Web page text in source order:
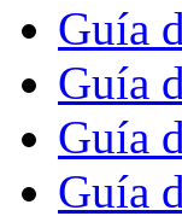
Guía
Guía
Guía
Guía